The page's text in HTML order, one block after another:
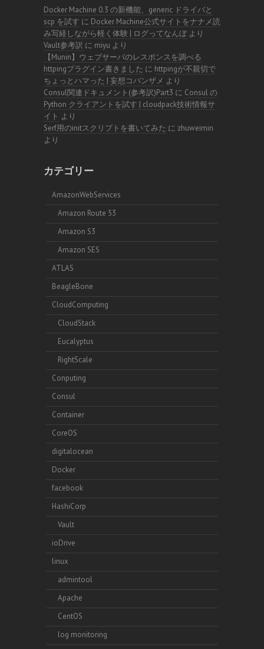
Docker Machine 0.3 の新機能、generic ドライバと
scp を試す に Docker Machine公式サイトをナナメ読
み写経しながら軽く体験 | ログってなんぼより
Vault参考訳 に miyu より
【Munin】ウェブサーバのレスポンスを調べる
httpingプラグイン書きました に httpingが不親切で
ちょっとハマった | 妄想コバンザメ より
Consul関連ドキュメント(参考訳)Part3 に Consul の
Python クライアントを試す | cloudpack技術情報サ
イト より
Serf用のinitスクリプトを書いてみた に zhuweimin
より
カテゴリー
AmazonWebServices
Amazon Route 53
Amazon S3
Amazon SES
ATLAS
BeagleBone
CloudComputing
CloudStack
Eucalyptus
RightScale
Conputing
Consul
Container
CoreOS
digitalocean
Docker
facebook
HashiCorp
Vault
ioDrive
linux
admintool
Apache
CentOS
log monitoring